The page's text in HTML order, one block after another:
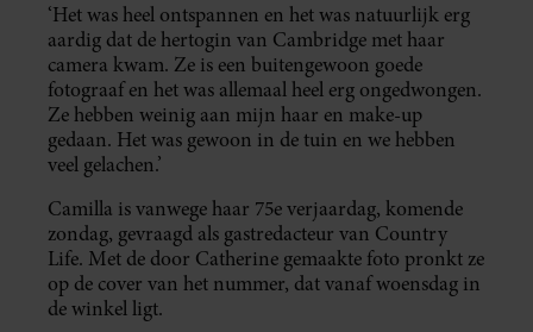
‘Het was heel ontspannen en het was natuurlijk erg
aardig dat de hertogin van Cambridge met haar
camera kwam. Ze is een buitengewoon goede
fotograaf en het was allemaal heel erg ongedwongen.
Ze hebben weinig aan mijn haar en make-up
gedaan. Het was gewoon in de tuin en we hebben
veel gelachen.’
Camilla is vanwege haar 75e verjaardag, komende
zondag, gevraagd als gastredacteur van Country
Life. Met de door Catherine gemaakte foto pronkt ze
op de cover van het nummer, dat vanaf woensdag in
de winkel ligt.